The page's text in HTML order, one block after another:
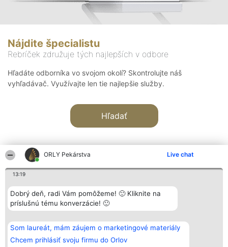
ORLY Pekárstva Live chat
13:19
Dobrý deň, radi Vám pomôžeme! 🙂 Kliknite na
príslušnú tému konverzácie! 🙂
Som laureát, mám záujem o marketingové materiály
Chcem prihlásiť svoju firmu do Orlov
Nájdite špecialistu
Rebríček združuje tých najlepších v odbore
Hľadáte odborníka vo svojom okolí? Skontrolujte náš
vyhľadávač. Využívajte len tie najlepšie služby.
Hľadať
Organizátor hodnotenia
Bright Side Solutions sp. z o.
o. sp. k.
Wrocław 50-079
KRS 0000749100 | Regon
381313360 | NIP 8943132676
+48 508 492 400
Hodnotenie
Laureáti
Lista
Laureatów
Podmienky
Obchodné
podmienky
Kontakt
Kontakt